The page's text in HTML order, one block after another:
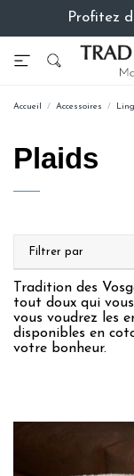
Profitez
Accueil Accessoires
Plaids
Filtrer par
Tradition des
tout doux qui
vous voudrez les
disponibles en
votre bonheur.